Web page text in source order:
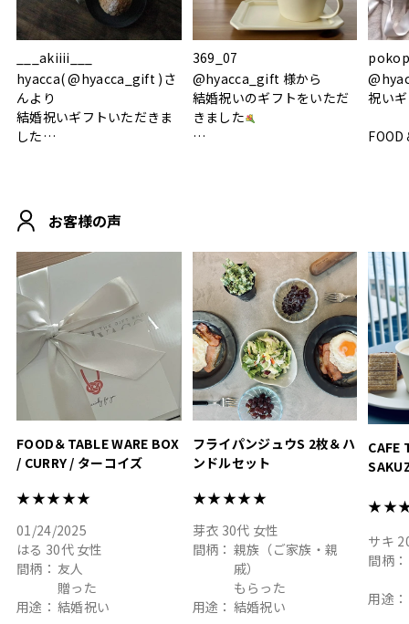
___akiiii___
hyacca( @hyacca_gift )さ
んより
結婚祝いギフトいただきま
した
おうちカフェもお洒落にな
って嬉しい𖠚 ⡱
.
#hyacca #結婚祝い
369_07
@hyacca_gift 様から
結婚祝いのギフトをいただ
きました
素敵なギフトを
ありがとうございました
#hyacca #結婚祝い
#お祝い #プレゼント
祝い
FOOD
真っ
いい
#結婚
淡色
結婚
色イ
お客様の声
FOOD＆TABLE WARE BOX
/ CURRY / ターコイズ
★★★★★
01/24/2025
はる 30代 女性
間柄： 友人
贈った
用途： 結婚祝い
フライパンジュウS 2枚＆ハ
ンドルセット
★★★★★
芽衣 30代 女性
間柄： 親族（ご家族・親
戚）
もらった
用途： 結婚祝い
CAFE
サキ
間柄：
用途：